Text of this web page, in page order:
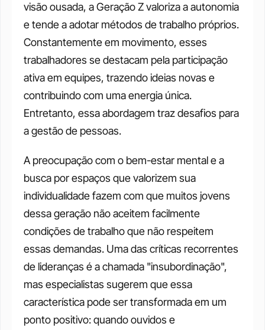
visão ousada, a Geração Z valoriza a autonomia
e tende a adotar métodos de trabalho próprios.
Constantemente em movimento, esses
trabalhadores se destacam pela participação
ativa em equipes, trazendo ideias novas e
contribuindo com uma energia única.
Entretanto, essa abordagem traz desafios para
a gestão de pessoas.
A preocupação com o bem-estar mental e a
busca por espaços que valorizem sua
individualidade fazem com que muitos jovens
dessa geração não aceitem facilmente
condições de trabalho que não respeitem
essas demandas. Uma das críticas recorrentes
de lideranças é a chamada "insubordinação",
mas especialistas sugerem que essa
característica pode ser transformada em um
ponto positivo: quando ouvidos e